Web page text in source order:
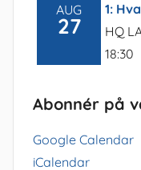
AUG
27
1:
HQ
18:30
Abonnér på
Google Calendar
iCalendar